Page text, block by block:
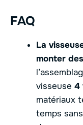
FAQ
La
monter
visseuse 4
matériaux
temps